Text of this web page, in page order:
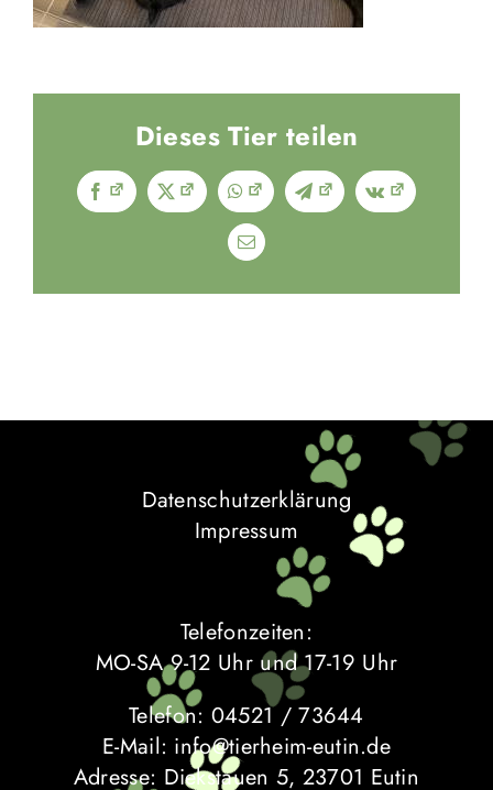
Über uns
Dieses Tier teilen
Facebook X WhatsAppTelegram Vk
E-
Mail
Datenschutzerklärung
Impressum
Telefonzeiten:
MO-SA 9-12 Uhr und 17-19 Uhr
Telefon: 04521 / 73644
E-Mail: info@tierheim-eutin.de
Adresse: Diekstauen 5, 23701 Eutin